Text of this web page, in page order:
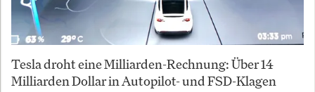
Tesla droht eine Milliarden-Rechnung: Über 14
Milliarden Dollar in Autopilot- und FSD-Klagen